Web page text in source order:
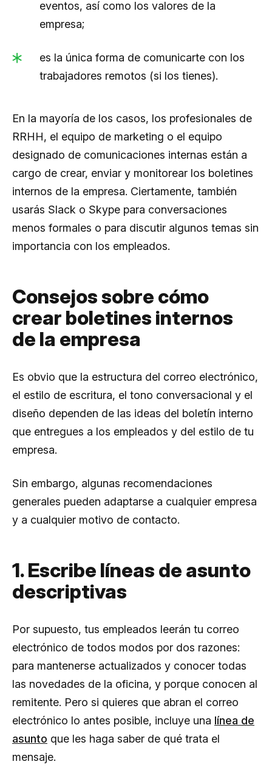
eventos, así como los valores de la
empresa;
es la única forma de comunicarte con los
trabajadores remotos (si los tienes).
En la mayoría de los casos, los profesionales de
RRHH, el equipo de marketing o el equipo
designado de comunicaciones internas están a
cargo de crear, enviar y monitorear los boletines
internos de la empresa. Ciertamente, también
usarás Slack o Skype para conversaciones
menos formales o para discutir algunos temas sin
importancia con los empleados.
Consejos sobre cómo
crear boletines internos
de la empresa
Es obvio que la estructura del correo electrónico,
el estilo de escritura, el tono conversacional y el
diseño dependen de las ideas del boletín interno
que entregues a los empleados y del estilo de tu
empresa.
Sin embargo, algunas recomendaciones
generales pueden adaptarse a cualquier empresa
y a cualquier motivo de contacto.
1. Escribe líneas de asunto
descriptivas
Por supuesto, tus empleados leerán tu correo
electrónico de todos modos por dos razones:
para mantenerse actualizados y conocer todas
las novedades de la oficina, y porque conocen al
remitente. Pero si quieres que abran el correo
electrónico lo antes posible, incluye una línea de
asunto que les haga saber de qué trata el
mensaje.